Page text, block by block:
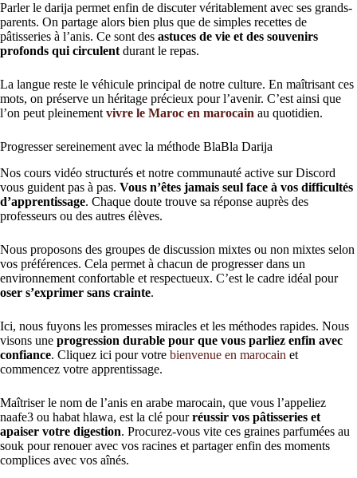
Parler le darija permet enfin de discuter véritablement avec ses grands-
parents. On partage alors bien plus que de simples recettes de
pâtisseries à l’anis. Ce sont des astuces de vie et des souvenirs
profonds qui circulent durant le repas.
La langue reste le véhicule principal de notre culture. En maîtrisant ces
mots, on préserve un héritage précieux pour l’avenir. C’est ainsi que
l’on peut pleinement vivre le Maroc en marocain au quotidien.
Progresser sereinement avec la méthode BlaBla Darija
Nos cours vidéo structurés et notre communauté active sur Discord
vous guident pas à pas. Vous n’êtes jamais seul face à vos difficultés
d’apprentissage. Chaque doute trouve sa réponse auprès des
professeurs ou des autres élèves.
Nous proposons des groupes de discussion mixtes ou non mixtes selon
vos préférences. Cela permet à chacun de progresser dans un
environnement confortable et respectueux. C’est le cadre idéal pour
oser s’exprimer sans crainte.
Ici, nous fuyons les promesses miracles et les méthodes rapides. Nous
visons une progression durable pour que vous parliez enfin avec
confiance. Cliquez ici pour votre bienvenue en marocain et
commencez votre apprentissage.
Maîtriser le nom de l’anis en arabe marocain, que vous l’appeliez
naafe3 ou habat hlawa, est la clé pourréussir vos pâtisseries et
apaiser votre digestion. Procurez-vous vite ces graines parfumées au
souk pour renouer avec vos racines et partager enfin des moments
complices avec vos aînés.